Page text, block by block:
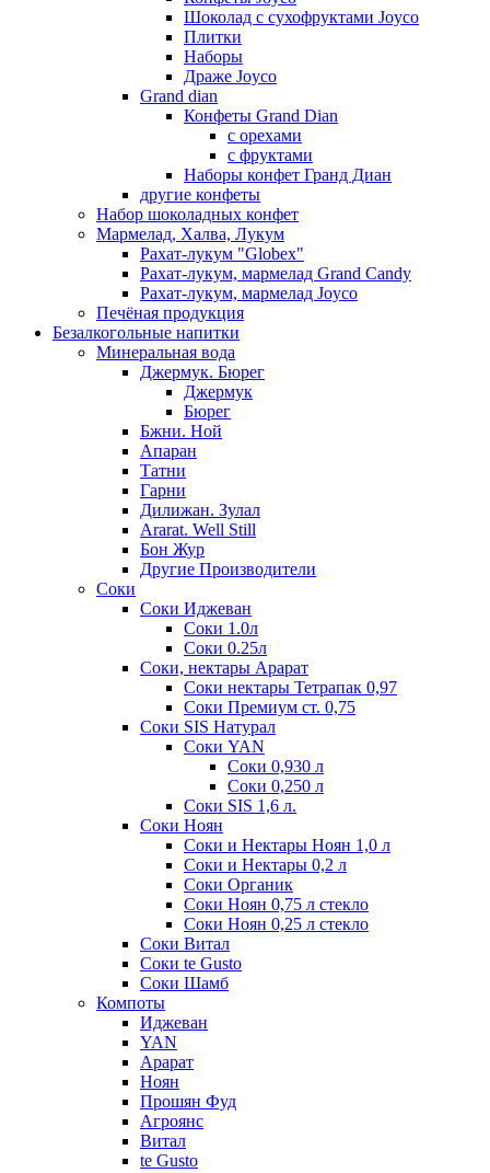
Шоколад с сухофруктами Joyco
Плитки
Наборы
Драже Joyco
Grand dian
Конфеты Grand Dian
с орехами
с фруктами
Наборы конфет Гранд Диан
другие конфеты
Набор шоколадных конфет
Мармелад, Халва, Лукум
Рахат-лукум "Globex"
Рахат-лукум, мармелад Grand Candy
Рахат-лукум, мармелад Joyco
Печёная продукция
Безалкогольные напитки
Минеральная вода
Джермук. Бюрег
Джермук
Бюрег
Бжни. Ной
Апаран
Татни
Гарни
Дилижан. Зулал
Ararat. Well Still
Бон Жур
Другие Производители
Соки
Соки Иджеван
Соки 1.0л
Соки 0.25л
Соки, нектары Арарат
Соки нектары Тетрапак 0,97
Соки Премиум ст. 0,75
Соки SIS Натурал
Соки YAN
Соки 0,930 л
Соки 0,250 л
Соки SIS 1,6 л.
Соки Ноян
Соки и Нектары Ноян 1,0 л
Соки и Нектары 0,2 л
Соки Органик
Соки Ноян 0,75 л стекло
Соки Ноян 0,25 л стекло
Соки Витал
Соки te Gusto
Соки Шамб
Компоты
Иджеван
YAN
Арарат
Ноян
Прошян Фуд
Агроянс
Витал
te Gusto